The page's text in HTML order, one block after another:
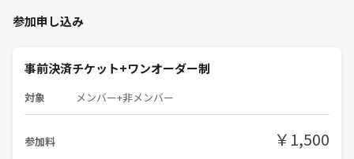
な企画がありますので、
※東京最大級の国際交流コミュニティ
参加申し込み
事前決済チケット+ワンオーダー制
対象 メンバー+非メンバー
参加料 ￥1,500